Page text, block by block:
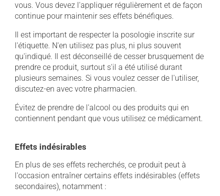
vous. Vous devez l'appliquer régulièrement et de façon
continue pour maintenir ses effets bénéfiques.
Il est important de respecter la posologie inscrite sur
l'étiquette. N'en utilisez pas plus, ni plus souvent
qu'indiqué. Il est déconseillé de cesser brusquement de
prendre ce produit, surtout s'il a été utilisé durant
plusieurs semaines. Si vous voulez cesser de l'utiliser,
discutez-en avec votre pharmacien.
Évitez de prendre de l'alcool ou des produits qui en
contiennent pendant que vous utilisez ce médicament.
Effets indésirables
En plus de ses effets recherchés, ce produit peut à
l'occasion entraîner certains effets indésirables (effets
secondaires), notamment :